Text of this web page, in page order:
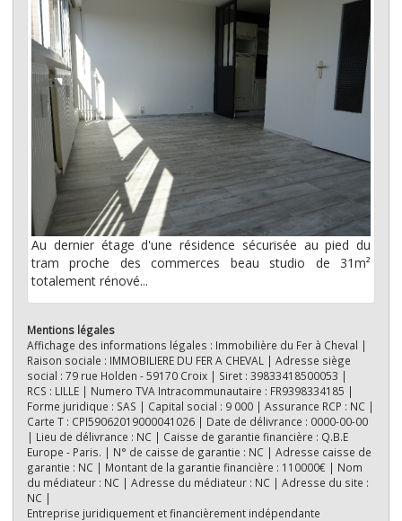
Au dernier étage d'une résidence sécurisée au pied du
tram proche des commerces beau studio de 31m²
totalement rénové...
Mentions légales
Affichage des informations légales : Immobilière du Fer à Cheval |
Raison sociale : IMMOBILIERE DU FER A CHEVAL | Adresse siège
social : 79 rue Holden - 59170 Croix | Siret : 39833418500053 |
RCS : LILLE | Numero TVA Intracommunautaire : FR9398334185 |
Forme juridique : SAS | Capital social : 9 000 | Assurance RCP : NC |
Carte T : CPI59062019000041026 | Date de délivrance : 0000-00-00
| Lieu de délivrance : NC | Caisse de garantie financière : Q.B.E
Europe - Paris. | N° de caisse de garantie : NC | Adresse caisse de
garantie : NC | Montant de la garantie financière : 110000€ | Nom
du médiateur : NC | Adresse du médiateur : NC | Adresse du site :
NC |
Entreprise juridiquement et financièrement indépendante